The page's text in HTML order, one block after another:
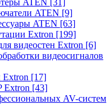
ATEN [31]
ATEN [9]
ATEN [63]
Extron [199]
видеостен Extron [6]
видеосигналов
[17]
Extron [43]
AV-систем